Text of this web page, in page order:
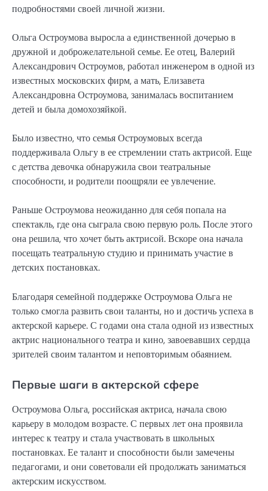
подробностями своей личной жизни.
Ольга Остроумова выросла а единственной дочерью в
дружной и доброжелательной семье. Ее отец, Валерий
Александрович Остроумов, работал инженером в одной из
известных московских фирм, а мать, Елизавета
Александровна Остроумова, занималась воспитанием
детей и была домохозяйкой.
Было известно, что семья Остроумовых всегда
поддерживала Ольгу в ее стремлении стать актрисой. Еще
с детства девочка обнаружила свои театральные
способности, и родители поощряли ее увлечение.
Раньше Остроумова неожиданно для себя попала на
спектакль, где она сыграла свою первую роль. После этого
она решила, что хочет быть актрисой. Вскоре она начала
посещать театральную студию и принимать участие в
детских постановках.
Благодаря семейной поддержке Остроумова Ольга не
только смогла развить свои таланты, но и достичь успеха в
актерской карьере. С годами она стала одной из известных
актрис национального театра и кино, завоевавших сердца
зрителей своим талантом и неповторимым обаянием.
Первые шаги в актерской сфере
Остроумова Ольга, российская актриса, начала свою
карьеру в молодом возрасте. С первых лет она проявила
интерес к театру и стала участвовать в школьных
постановках. Ее талант и способности были замечены
педагогами, и они советовали ей продолжать заниматься
актерским искусством.